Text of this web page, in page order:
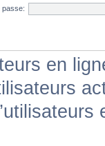
passe:
en